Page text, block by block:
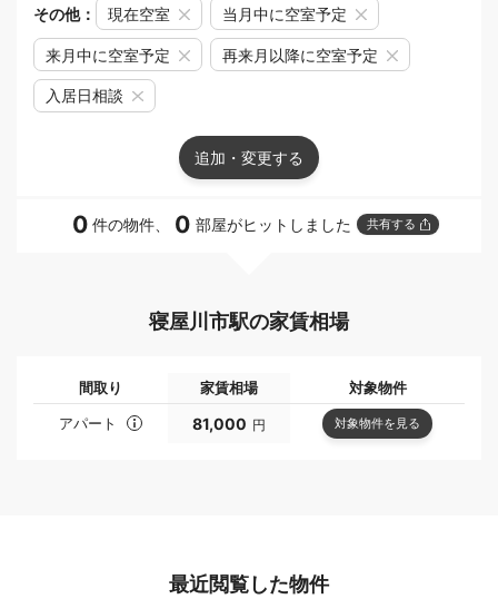
その他： 現在空室 当月中に空室予定
来月中に空室予定 再来月以降に空室予定
入居日相談
追加・変更する
0 件の物件、 0 部屋がヒットしました 共有する
寝屋川市駅の家賃相場
間取り 家賃相場
対象物件
アパート
81,000 円 対象物件を見る
最近閲覧した物件